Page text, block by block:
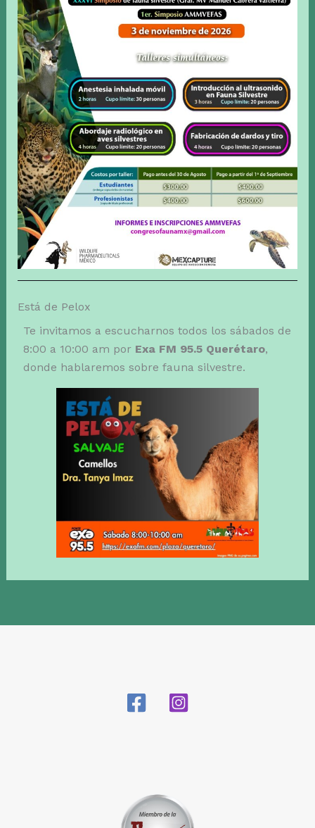
Está de Pelox
Te invitamos a escucharnos todos los sábados de
8:00 a 10:00 am por Exa FM 95.5 Querétaro,
donde hablaremos sobre fauna silvestre.